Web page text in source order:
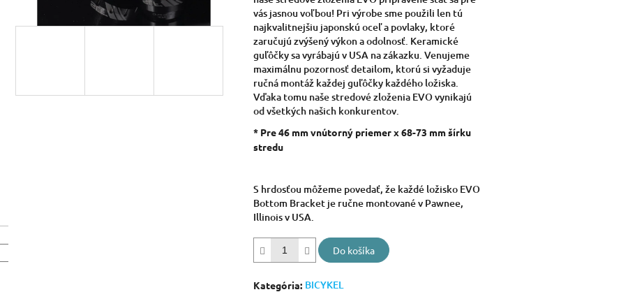
5
hviezdičiek.
vás jasnou voľbou! Pri výrobe sme použili len tú
najkvalitnejšiu japonskú oceľ a povlaky, ktoré
zaručujú zvýšený výkon a odolnosť. Keramické
guľôčky sa vyrábajú v USA na zákazku. Venujeme
maximálnu pozornosť detailom, ktorú si vyžaduje
ručná montáž každej guľôčky každého ložiska.
Vďaka tomu naše stredové zloženia EVO vynikajú
od všetkých našich konkurentov.
* Pre 46 mm vnútorný priemer x 68-73 mm šírku
stredu
S hrdosťou môžeme povedať, že každé ložisko EVO
Bottom Bracket je ručne montované v Pawnee,
Illinois v USA.
Do košíka
Kategória: BICYKEL